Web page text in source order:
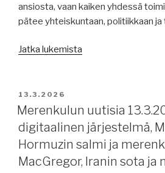
ansiosta, vaan kaiken yhdessä
pätee yhteiskuntaan, politiikkaan
Jatka lukemista
ja
navigoinnista,
rahtaussopimuksista,
merenkulkijan
rooli
JULKAISTU
13.3.2026
Merenkulun uutisia
digitaalinen järjestelmä,
Hormuzin salmi ja
MacGregor, Iranin sota ja